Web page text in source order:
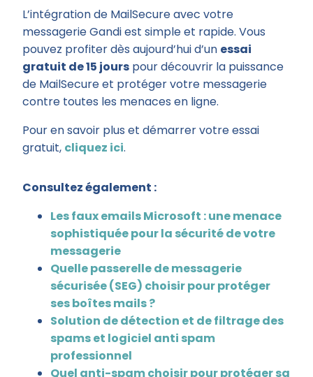
L’intégration de MailSecure avec votre
messagerie Gandi est simple et rapide. Vous
pouvez profiter dès aujourd’hui d’un essai
gratuit de 15 jours pour découvrir la puissance
de MailSecure et protéger votre messagerie
contre toutes les menaces en ligne.
Pour en savoir plus et démarrer votre essai
gratuit, cliquez ici.
Consultez également :
Les faux emails Microsoft : une menace
sophistiquée pour la sécurité de votre
messagerie
Quelle passerelle de messagerie
sécurisée (SEG) choisir pour protéger
ses boîtes mails ?
Solution de détection et de filtrage des
spams et logiciel anti spam
professionnel
Quel anti-spam choisir pour protéger sa